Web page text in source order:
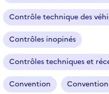
Contrôle technique des
Contrôles inopinés
Contrôles techniques et
Convention Convention